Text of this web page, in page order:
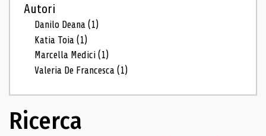
Autori
Danilo Deana(1)
Katia Toia(1)
Marcella Medici(1)
Valeria De Francesca(1)
Ricerca